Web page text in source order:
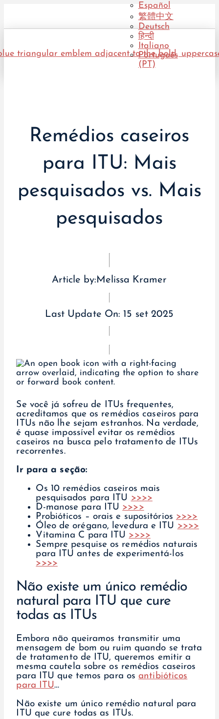
Español
繁體中文
Deutsch
हिन्दी
Italiano
Português
(PT)
Remédios caseiros
para ITU: Mais
pesquisados vs. Mais
pesquisados
Article by:Melissa Kramer
Last Update On: 15 set 2025
Se você já sofreu de ITUs frequentes,
acreditamos que os remédios caseiros para
ITUs não lhe sejam estranhos. Na verdade,
é quase impossível evitar os remédios
caseiros na busca pelo tratamento de ITUs
recorrentes.
Ir para a seção:
Os 10 remédios caseiros mais
pesquisados para ITU >>>>
D-manose para ITU >>>>
Probióticos – orais e supositórios >>>>
Óleo de orégano, levedura e ITU >>>>
Vitamina C para ITU >>>>
Sempre pesquise os remédios naturais
para ITU antes de experimentá-los
>>>>
Não existe um único remédio
natural para ITU que cure
todas as ITUs
Embora não queiramos transmitir uma
mensagem de bom ou ruim quando se trata
de tratamento de ITU, queremos emitir a
mesma cautela sobre os remédios caseiros
para ITU que temos para os antibióticos
para ITU…
Não existe um único remédio natural para
ITU que cure todas as ITUs.